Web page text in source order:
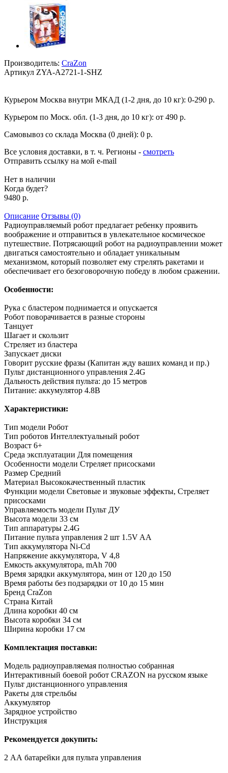
Производитель: CraZon
Артикул ZYA-A2721-1-SHZ
Курьером Москва внутри МКАД (1-2 дня, до 10 кг): 0-290 р.
Курьером по Моск. обл. (1-3 дня, до 10 кг): от 490 р.
Самовывоз со склада Москва (0 дней): 0 р.
Все условия доставки, в т. ч. Регионы - смотреть
Отправить ссылку на мой e-mail
Нет в наличии
Когда будет?
9480 р.
Описание Отзывы (0)
Радиоуправляемый робот предлагает ребенку проявить
воображение и отправиться в увлекательное космическое
путешествие. Потрясающий робот на радиоуправлении может
двигаться самостоятельно и обладает уникальным
механизмом, который позволяет ему стрелять ракетами и
обеспечивает его безоговорочную победу в любом сражении.
Особенности:
Рука с бластером поднимается и опускается
Робот поворачивается в разные стороны
Танцует
Шагает и скользит
Стреляет из бластера
Запускает диски
Говорит русские фразы (Капитан жду ваших команд и пр.)
Пульт дистанционного управления 2.4G
Дальность действия пульта: до 15 метров
Питание: аккумулятор 4.8В
Характеристики:
Тип модели Робот
Тип роботов Интеллектуальный робот
Возраст 6+
Среда эксплуатации Для помещения
Особенности модели Стреляет присосками
Размер Средний
Материал Высококачественный пластик
Функции модели Световые и звуковые эффекты, Стреляет
присосками
Управляемость модели Пульт ДУ
Высота модели 33 см
Тип аппаратуры 2.4G
Питание пульта управления 2 шт 1.5V AA
Тип аккумулятора Ni-Cd
Напряжение аккумулятора, V 4,8
Емкость аккумулятора, mAh 700
Время зарядки аккумулятора, мин от 120 до 150
Время работы без подзарядки от 10 до 15 мин
Бренд CraZon
Страна Китай
Длина коробки 40 см
Высота коробки 34 см
Ширина коробки 17 см
Комплектация поставки:
Модель радиоуправляемая полностью собранная
Интерактивный боевой робот CRAZON на русском языке
Пульт дистанционного управления
Ракеты для стрельбы
Аккумулятор
Зарядное устройство
Инструкция
Рекомендуется докупить:
2 АА батарейки для пульта управления